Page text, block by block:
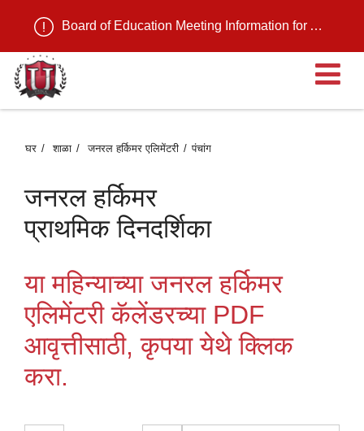
Board of Education Meeting Information for August 11, 2026
घर शाळा जनरल हर्किमर एलिमेंटरी पंचांग
जनरल हर्किमर
प्राथमिक दिनदर्शिका
या महिन्याच्या जनरल हर्किमर
एलिमेंटरी कॅलेंडरच्या PDF
आवृत्तीसाठी, कृपया येथे क्लिक
करा.